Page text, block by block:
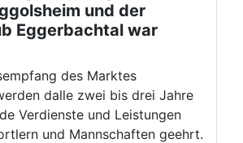
und der
Eggerbachtal war
des Marktes
dalle zwei bis drei Jahre
Verdienste und Leistungen
und Mannschaften geehrt.